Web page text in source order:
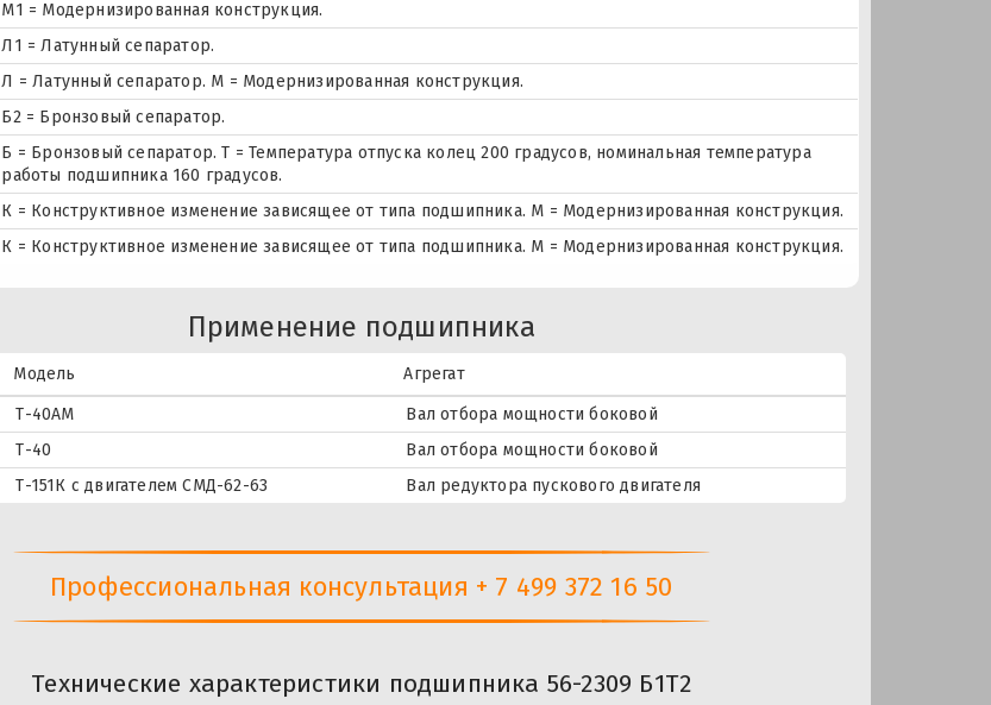
М1 = Модернизированная конструкция.
Л1 = Латунный сепаратор.
Л = Латунный сепаратор. М = Модернизированная конструкция.
Б2 = Бронзовый сепаратор.
Б = Бронзовый сепаратор. Т = Температура отпуска колец 200 градусов, номинальная температура
работы подшипника 160 градусов.
К = Конструктивное изменение зависящее от типа подшипника. М = Модернизированная конструкция.
К = Конструктивное изменение зависящее от типа подшипника. М = Модернизированная конструкция.
Применение подшипника
Модель
Агрегат
Т-40АМ
Вал отбора мощности боковой
Т-40
Вал отбора мощности боковой
Т-151К с двигателем СМД-62-63 Вал редуктора пускового двигателя
Профессиональная консультация + 7 499 372 16 50
Технические характеристики подшипника 56-2309 Б1Т2